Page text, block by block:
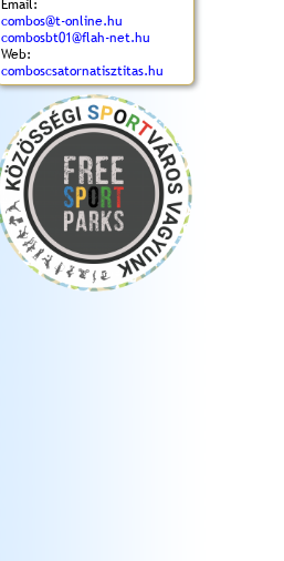
Email:
combos@t-online.hu
combosbt01@flah-net.hu
Web:
comboscsatornatisztitas.hu